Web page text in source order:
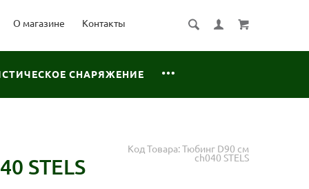
О магазине Контакты
СНАРЯЖЕНИЕ
Код Товара:Тюбинг D90 см
ch040 STELS
STELS